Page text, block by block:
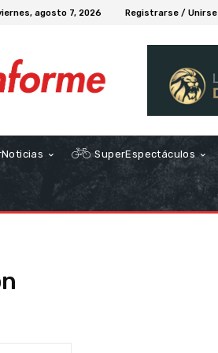
agosto 7, 2026 Registrarse / Unirse
SuperEspectáculos